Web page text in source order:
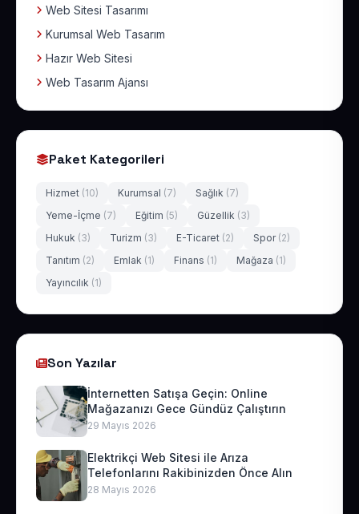
Web Sitesi Tasarımı
Kurumsal Web Tasarım
Hazır Web Sitesi
Web Tasarım Ajansı
Paket Kategorileri
Hizmet (10) Kurumsal (7) Sağlık (7)
Yeme-İçme (7) Eğitim (5) Güzellik (3)
Hukuk (3) Turizm (3) E-Ticaret (2) Spor (2)
Tanıtım (2) Emlak (1) Finans (1) Mağaza (1)
Yayıncılık (1)
Son Yazılar
İnternetten Satışa Geçin: Online
Mağazanızı Gece Gündüz Çalıştırın
29 Mayıs 2026
Elektrikçi Web Sitesi ile Arıza
Telefonlarını Rakibinizden Önce Alın
28 Mayıs 2026